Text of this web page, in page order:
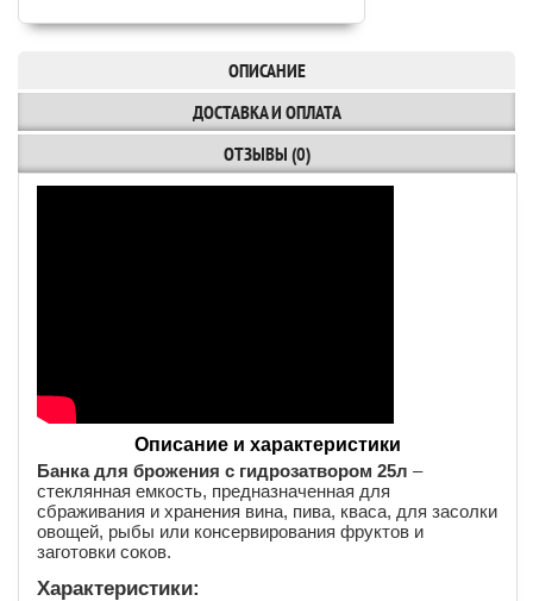
ОПИСАНИЕ
ДОСТАВКА И ОПЛАТА
ОТЗЫВЫ (0)
Описание и характеристики
Банка для брожения с гидрозатвором 25л –
стеклянная емкость, предназначенная для
сбраживания и хранения вина, пива, кваса, для засолки
овощей, рыбы или консервирования фруктов и
заготовки соков.
Характеристики: